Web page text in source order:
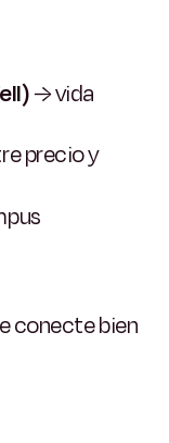
→ vida
precio y
conecte bien